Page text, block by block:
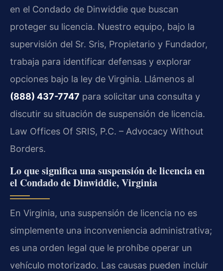
en el Condado de Dinwiddie que buscan
proteger su licencia. Nuestro equipo, bajo la
supervisión del Sr. Sris, Propietario y Fundador,
trabaja para identificar defensas y explorar
opciones bajo la ley de Virginia. Llámenos al
(888) 437-7747 para solicitar una consulta y
discutir su situación de suspensión de licencia.
Law Offices Of SRIS, P.C. – Advocacy Without
Borders.
Lo que significa una suspensión de licencia en
el Condado de Dinwiddie, Virginia
En Virginia, una suspensión de licencia no es
simplemente una inconveniencia administrativa;
es una orden legal que le prohíbe operar un
vehículo motorizado. Las causas pueden incluir